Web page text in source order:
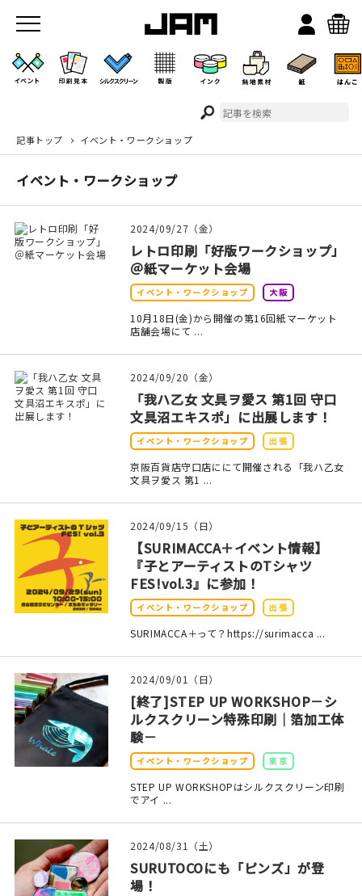
JAMのこと
お店/ワークスペース
印刷見本
シルクスクリーン
本
文房具
雑貨
JAMグッズ
台湾グッズ
在庫限り
おすすめ特集
読みもの
記事トップ イベント・ワークショップ
イベント・ワークショップ
2024/09/27（金）
レトロ印刷「好版ワークショップ」
＠紙マーケット会場
イベント・ワークショップ 大阪
10月18日(金)から開催の第16回紙マーケット
店舗会場にて ...
2024/09/20（金）
「我ハ乙女 文具ヲ愛ス 第1回 守口
文具沼エキスポ」に出展します！
イベント・ワークショップ 出張
京阪百貨店守口店ににて開催される「我ハ乙女
文具ヲ愛ス 第1 ...
2024/09/15（日）
【SURIMACCA＋イベント情報】
『子とアーティストのTシャツ
FES!vol.3』に参加！
イベント・ワークショップ 出張
SURIMACCA＋って？https://surimacca ...
2024/09/01（日）
[終了]STEP UP WORKSHOP－シ
ルクスクリーン特殊印刷｜箔加工体
験－
イベント・ワークショップ 東京
STEP UP WORKSHOPはシルクスクリーン印刷
でアイ ...
2024/08/31（土）
SURUTOCOにも「ピンズ」が登
場！